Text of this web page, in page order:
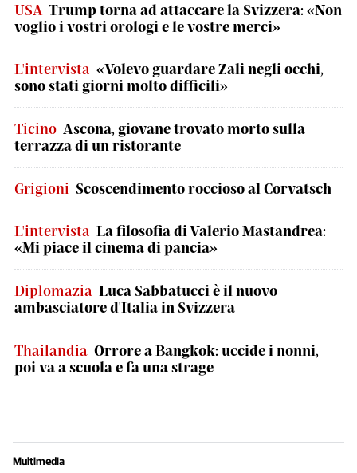
USA Trump torna ad attaccare la Svizzera: «Non
voglio i vostri orologi e le vostre merci»
L'intervista «Volevo guardare Zali negli occhi,
sono stati giorni molto difficili»
Ticino Ascona, giovane trovato morto sulla
terrazza di un ristorante
Grigioni Scoscendimento roccioso al Corvatsch
L'intervista La filosofia di Valerio Mastandrea:
«Mi piace il cinema di pancia»
Diplomazia Luca Sabbatucci è il nuovo
ambasciatore d'Italia in Svizzera
Thailandia Orrore a Bangkok: uccide i nonni,
poi va a scuola e fa una strage
Multimedia